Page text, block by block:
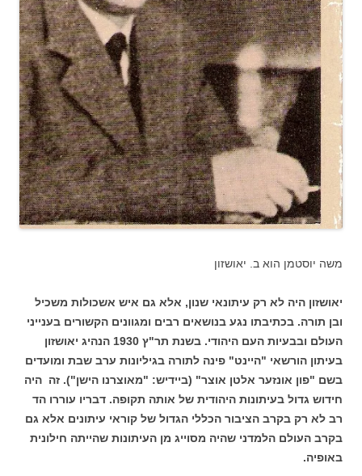
משה יוסטמן הוא ב. יאושזון
יאושזון היה לא רק עיתונאי שנון, אלא גם איש אשכולות משכיל
ובן תורה. בכתיבתו נגע בנושאים רבים ומגוונים הקשורים בענייני
העולם ובבעיות העם היהודי. בשנת תר"ץ 1930 הנהיג יאושזון
בעיתון הורשאי "היינט" פינה לתורה בגיליונות ערב שבת ומועדים
בשם "פון אונזער אלטן אוצר" (ביידיש: "מאוצרנו הישן"). זה היה
חידוש גדול בעיתונות היהודית של אותה תקופה. דבריו עוררו הד
רב לא רק בקרב הציבור הכללי הגדול של קוראי עיתונים אלא גם
בקרב העולם הלמדני שהיה מסוייג מן העיתונות שהייתה חילונית
באופיה.